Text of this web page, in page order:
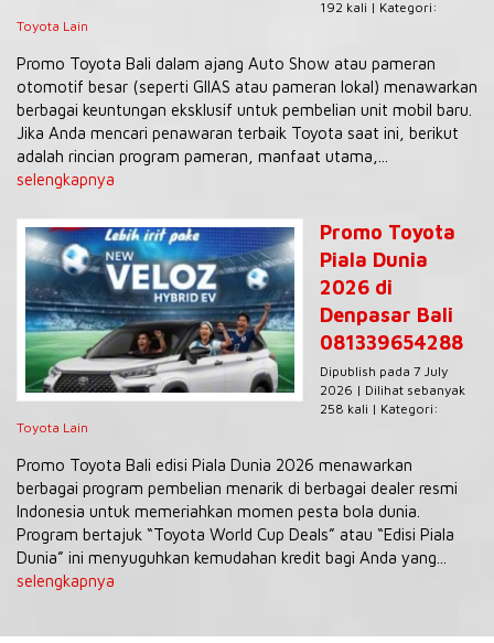
192 kali | Kategori:
Toyota Lain
Promo Toyota Bali dalam ajang Auto Show atau pameran
otomotif besar (seperti GIIAS atau pameran lokal) menawarkan
berbagai keuntungan eksklusif untuk pembelian unit mobil baru.
Jika Anda mencari penawaran terbaik Toyota saat ini, berikut
adalah rincian program pameran, manfaat utama,...
selengkapnya
Promo Toyota
Piala Dunia
2026 di
Denpasar Bali
081339654288
Dipublish pada 7 July
2026 | Dilihat sebanyak
258 kali | Kategori:
Toyota Lain
Promo Toyota Bali edisi Piala Dunia 2026 menawarkan
berbagai program pembelian menarik di berbagai dealer resmi
Indonesia untuk memeriahkan momen pesta bola dunia.
Program bertajuk “Toyota World Cup Deals” atau “Edisi Piala
Dunia” ini menyuguhkan kemudahan kredit bagi Anda yang...
selengkapnya